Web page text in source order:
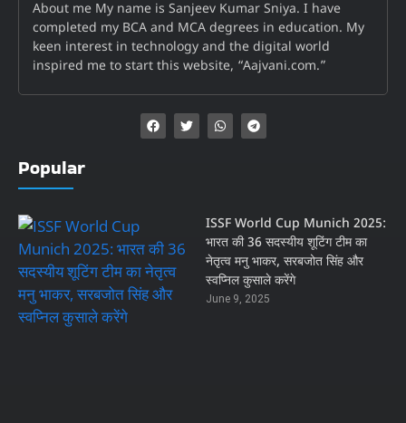
About me My name is Sanjeev Kumar Sniya. I have
completed my BCA and MCA degrees in education. My
keen interest in technology and the digital world
inspired me to start this website, “Aajvani.com.”
Popular
ISSF World Cup Munich 2025:
भारत की 36 सदस्यीय शूटिंग टीम का
नेतृत्व मनु भाकर, सरबजोत सिंह और
स्वप्निल कुसाले करेंगे
June 9, 2025